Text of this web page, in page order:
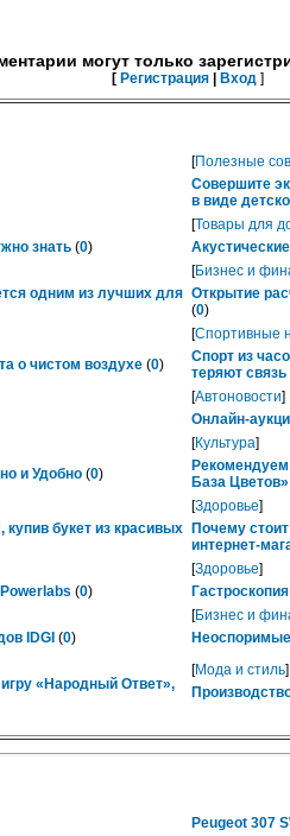
могут только
[ Регистрация Вход ]
[Полезные
Совершите
в виде
знать (0)
[Товары для
одним из лучших для
[Бизнес и
Открытие
(0)
о чистом воздухе (0)
[Спортивные
Спорт из
теряют связь
[Автоновости]
Онлайн-
и Удобно (0)
[Культура]
База Цветов»
букет из красивых
[Здоровье]
Почему
интернет-
(0)
[Здоровье]
IDGI (0)
[Бизнес и
«Народный Ответ»,
[Мода и стиль]
Peugeot 307